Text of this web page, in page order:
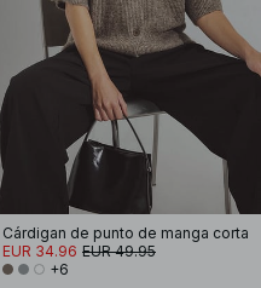
Cárdigan de punto de manga corta
EUR 34.96 EUR 49.95
+6